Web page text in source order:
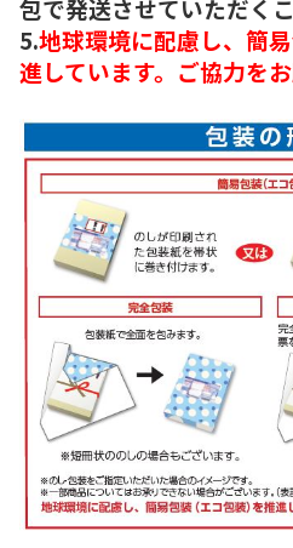
包で発送させていただく
5.地球環境に配慮し、簡
進しています。ご協力をお